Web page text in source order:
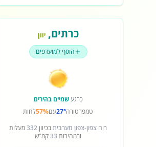
כרתים,יוון
הוסף למועדפים
כרגעשמיים בהירים
טמפרטורה27°עם57%לחות
רוח צפון-צפון מערביתבכיוון332מעלות
ובמהירות 33קמ"ש